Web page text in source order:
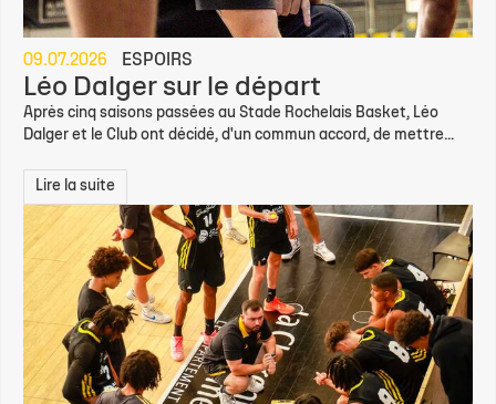
09.07.2026 ESPOIRS
Léo Dalger sur le départ
Après cinq saisons passées au Stade Rochelais Basket, Léo
Dalger et le Club ont décidé, d'un commun accord, de mettre...
Lire la suite